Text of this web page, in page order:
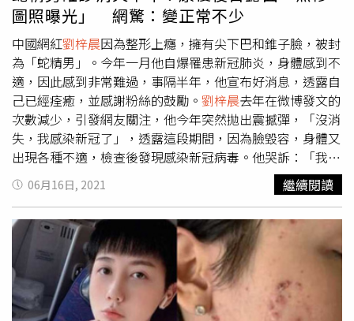
棄了。
圖照曝光」 網驚：變正常不少
中國網紅劉梓晨因為整形上癮，擁有尖下巴和錐子臉，被封
為「蛇精男」。今年一月他自爆罹患新冠肺炎，身體感到不
適，因此感到非常難過，事隔半年，他宣布好消息，透露自
己已經痊癒，並感謝粉絲的鼓勵。 劉梓晨去年在微博發文的
次數減少，引發網友關注，他今年突然拋出震撼彈，「沒消
失，我感染新冠了」，透露這段期間，因為臉毀容，身體又
出現各種不適，檢查後發現感染新冠病毒。他哭訴：「我真
的好難過，不知道做錯了什麼要這樣對無辜的我」，並叮嚀
粉絲要照顧好自己，不要讓自己生病，「一定要好好的」。
（圖／翻攝自劉梓晨Chen微博）劉梓晨消失將近半年，這
段期間他努力對抗病毒，終於在本月12日再度現身，他表示
自己康復後第一次露面，錄製影片最大的原因，是想親自向
其中一名女粉絲答謝，「善良的你這幾個月每天的陪伴，同
時也謝謝所有其他人的鼓勵和善良，謝謝你們，你們都是幫
所有處於陰霾中的人脫離難過時刻，最溫暖的人」。（圖／
06月16日, 2021 繼續閱讀